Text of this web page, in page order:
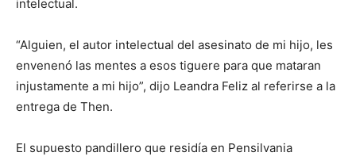
intelectual.
“Alguien, el autor intelectual del asesinato de mi hijo, les
envenenó las mentes a esos tiguere para que mataran
injustamente a mi hijo”, dijo Leandra Feliz al referirse a la
entrega de Then.
El supuesto pandillero que residía en Pensilvania